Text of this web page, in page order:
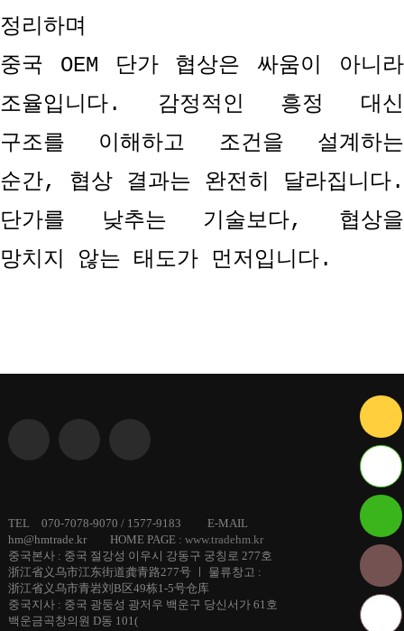
정리하며
중국 OEM 단가 협상은 싸움이 아니라
조율입니다. 감정적인 흥정 대신
구조를 이해하고 조건을 설계하는
순간, 협상 결과는 완전히 달라집니다.
단가를 낮추는 기술보다, 협상을
망치지 않는 태도가 먼저입니다.
TEL 070-7078-9070 / 1577-9183 E-MAIL
hm@hmtrade.kr HOME PAGE : www.tradehm.kr
중국본사 : 중국 절강성 이우시 강동구 궁칭로 277호
浙江省义乌市江东街道龚青路277号 ㅣ 물류창고 :
浙江省义乌市青岩刘B区49栋1-5号仓库
중국지사 : 중국 광둥성 광저우 백운구 당신서가 61호
백운금곡창의원 D동 101(